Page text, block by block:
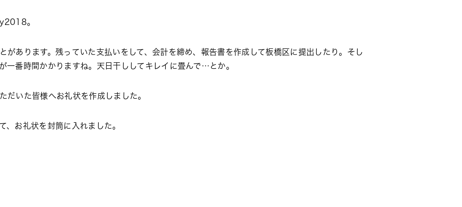
。
があります。残っていた支払いをして、会計を締め、報告書を作成して板橋区に提出したり。そし
一番時間かかりますね。天日干ししてキレイに畳んで…とか。
だいた皆様へお礼状を作成しました。
、お礼状を封筒に入れました。